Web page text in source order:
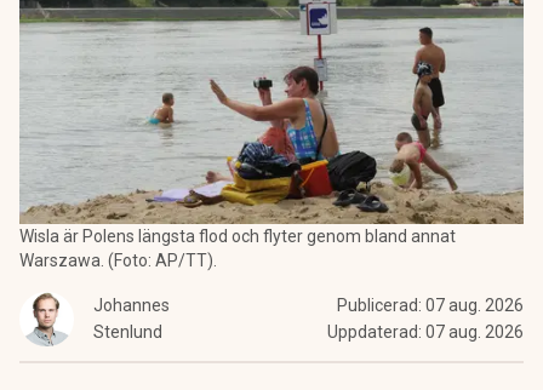
Wisla är Polens längsta flod och flyter genom bland annat
Warszawa. (Foto: AP/TT).
Johannes
Stenlund
Publicerad: 07 aug. 2026
Uppdaterad: 07 aug. 2026